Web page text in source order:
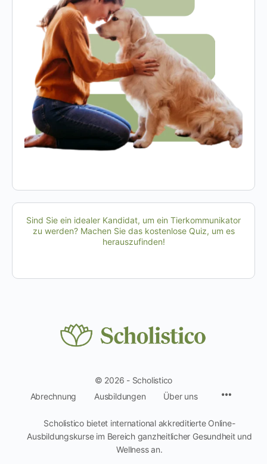
Sind Sie ein idealer Kandidat, um ein Tierkommunikator
zu werden? Machen Sie das kostenlose Quiz, um es
herauszufinden!
© 2026 - Scholistico
Abrechnung
Ausbildungen Über uns
Scholistico bietet international akkreditierte Online-
Ausbildungskurse im Bereich ganzheitlicher Gesundheit und
Wellness an.